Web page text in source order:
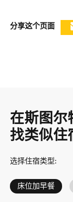
分享这个页面
在斯图尔
找类似住
选择住宿类型:
床位加早餐